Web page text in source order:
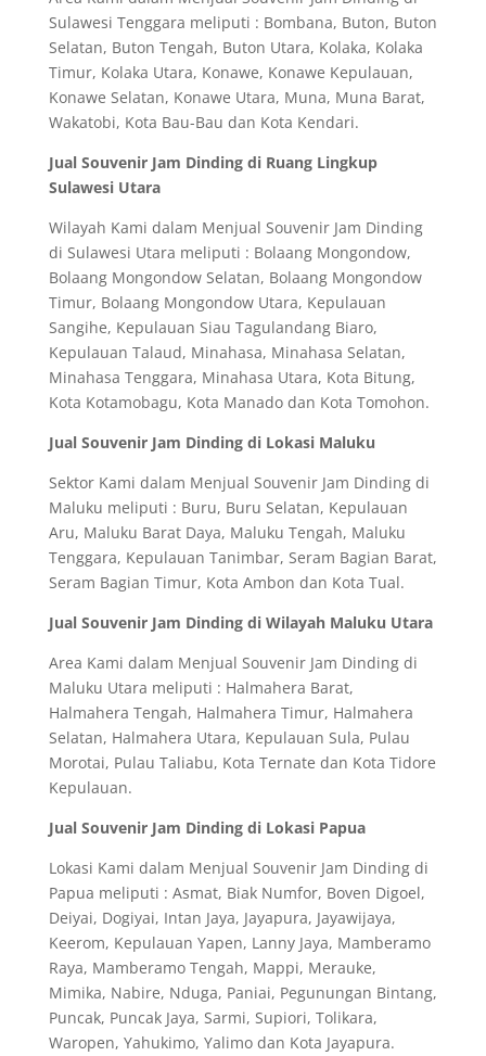
Sulawesi Tenggara meliputi : Bombana, Buton, Buton
Selatan, Buton Tengah, Buton Utara, Kolaka, Kolaka
Timur, Kolaka Utara, Konawe, Konawe Kepulauan,
Konawe Selatan, Konawe Utara, Muna, Muna Barat,
Wakatobi, Kota Bau-Bau dan Kota Kendari.
Jual Souvenir Jam Dinding di Ruang Lingkup
Sulawesi Utara
Wilayah Kami dalam Menjual Souvenir Jam Dinding
di Sulawesi Utara meliputi : Bolaang Mongondow,
Bolaang Mongondow Selatan, Bolaang Mongondow
Timur, Bolaang Mongondow Utara, Kepulauan
Sangihe, Kepulauan Siau Tagulandang Biaro,
Kepulauan Talaud, Minahasa, Minahasa Selatan,
Minahasa Tenggara, Minahasa Utara, Kota Bitung,
Kota Kotamobagu, Kota Manado dan Kota Tomohon.
Jual Souvenir Jam Dinding di Lokasi Maluku
Sektor Kami dalam Menjual Souvenir Jam Dinding di
Maluku meliputi : Buru, Buru Selatan, Kepulauan
Aru, Maluku Barat Daya, Maluku Tengah, Maluku
Tenggara, Kepulauan Tanimbar, Seram Bagian Barat,
Seram Bagian Timur, Kota Ambon dan Kota Tual.
Jual Souvenir Jam Dinding di Wilayah Maluku Utara
Area Kami dalam Menjual Souvenir Jam Dinding di
Maluku Utara meliputi : Halmahera Barat,
Halmahera Tengah, Halmahera Timur, Halmahera
Selatan, Halmahera Utara, Kepulauan Sula, Pulau
Morotai, Pulau Taliabu, Kota Ternate dan Kota Tidore
Kepulauan.
Jual Souvenir Jam Dinding di Lokasi Papua
Lokasi Kami dalam Menjual Souvenir Jam Dinding di
Papua meliputi : Asmat, Biak Numfor, Boven Digoel,
Deiyai, Dogiyai, Intan Jaya, Jayapura, Jayawijaya,
Keerom, Kepulauan Yapen, Lanny Jaya, Mamberamo
Raya, Mamberamo Tengah, Mappi, Merauke,
Mimika, Nabire, Nduga, Paniai, Pegunungan Bintang,
Puncak, Puncak Jaya, Sarmi, Supiori, Tolikara,
Waropen, Yahukimo, Yalimo dan Kota Jayapura.